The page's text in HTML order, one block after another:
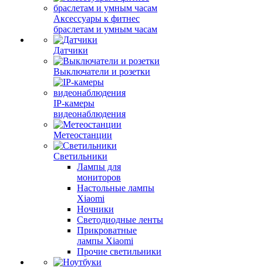
Аксессуары к фитнес
браслетам и умным часам
Датчики
Выключатели и розетки
IP-камеры
видеонаблюдения
Метеостанции
Светильники
Лампы для
мониторов
Настольные лампы
Xiaomi
Ночники
Светодиодные ленты
Прикроватные
лампы Xiaomi
Прочие светильники